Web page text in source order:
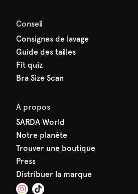
Conseil
Consignes de lavage
Guide des tailles
Fit quiz
Bra Size Scan
A propos
SARDA World
Notre planète
Trouver une boutique
Press
Distribuer la marque